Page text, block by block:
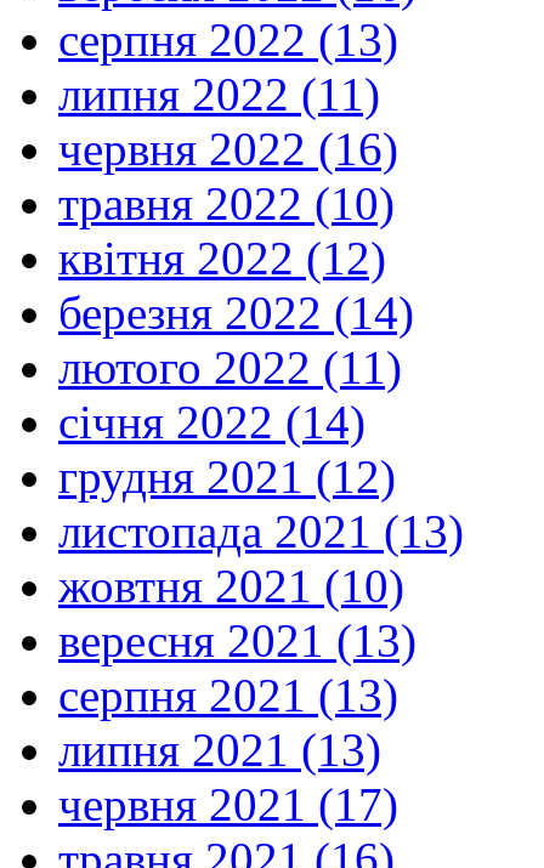
серпня 2022 (13)
липня 2022 (11)
червня 2022 (16)
травня 2022 (10)
квітня 2022 (12)
березня 2022 (14)
лютого 2022 (11)
січня 2022 (14)
грудня 2021 (12)
листопада 2021 (13)
жовтня 2021 (10)
вересня 2021 (13)
серпня 2021 (13)
липня 2021 (13)
червня 2021 (17)